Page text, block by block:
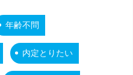
年齢不問
内定とりたい